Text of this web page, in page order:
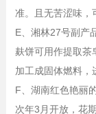
准。且无苦涩味，
E、湘林27号副产
麸饼可用作提取茶
加工成固体燃料，
F、湖南红色艳丽
次年3月开放，花